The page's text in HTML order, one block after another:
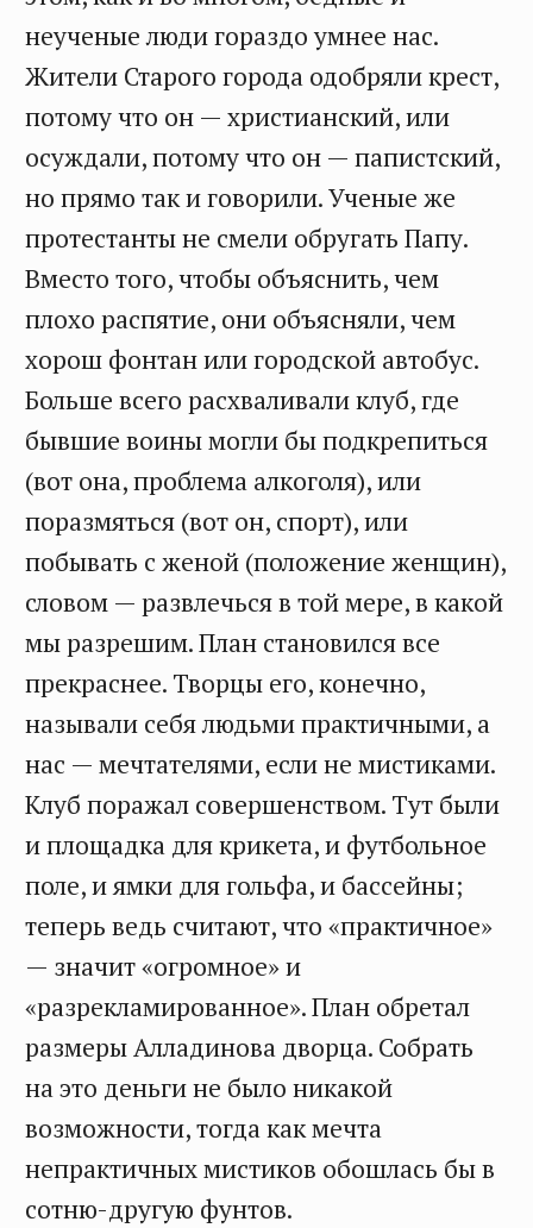
неученые люди гораздо умнее нас.
Жители Старого города одобряли крест,
потому что он — христианский, или
осуждали, потому что он — папистский,
но прямо так и говорили. Ученые же
протестанты не смели обругать Папу.
Вместо того, чтобы объяснить, чем
плохо распятие, они объясняли, чем
хорош фонтан или городской автобус.
Больше всего расхваливали клуб, где
бывшие воины могли бы подкрепиться
(вот она, проблема алкоголя), или
поразмяться (вот он, спорт), или
побывать с женой (положение женщин),
словом — развлечься в той мере, в какой
мы разрешим. План становился все
прекраснее. Творцы его, конечно,
называли себя людьми практичными, а
нас — мечтателями, если не мистиками.
Клуб поражал совершенством. Тут были
и площадка для крикета, и футбольное
поле, и ямки для гольфа, и бассейны;
теперь ведь считают, что «практичное»
— значит «огромное» и
«разрекламированное». План обретал
размеры Алладинова дворца. Собрать
на это деньги не было никакой
возможности, тогда как мечта
непрактичных мистиков обошлась бы в
сотню-другую фунтов.